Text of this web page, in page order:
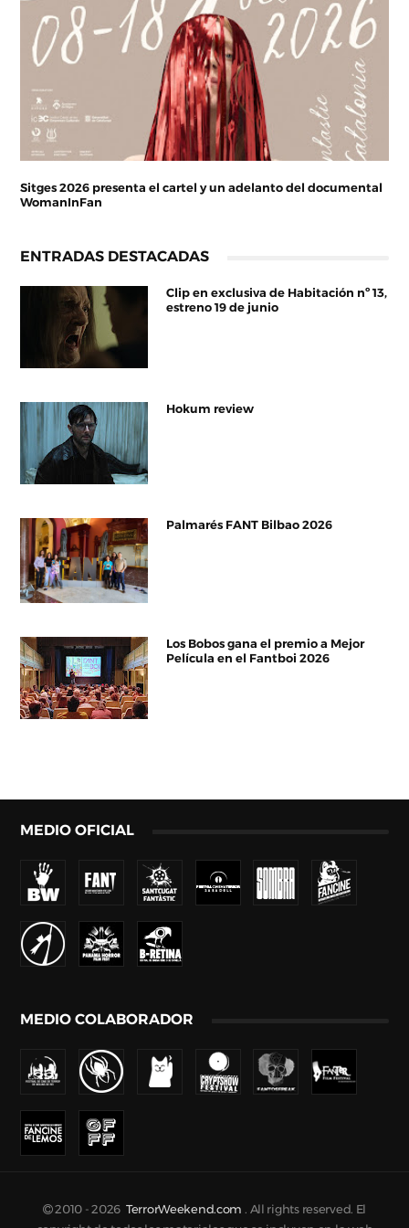
Sitges 2026 presenta el cartel y un adelanto del documental
WomanInFan
ENTRADAS DESTACADAS
Clip en exclusiva de Habitación nº 13,
estreno 19 de junio
Hokum review
Palmarés FANT Bilbao 2026
Los Bobos gana el premio a Mejor
Película en el Fantboi 2026
MEDIO OFICIAL
MEDIO COLABORADOR
2010 -2026 TerrorWeekend.com . All rights reserved. El